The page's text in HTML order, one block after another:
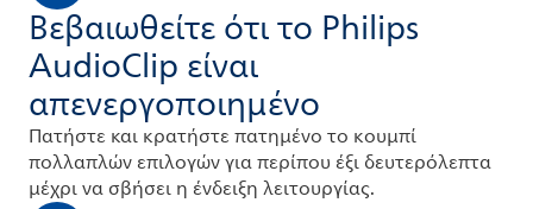
Βεβαιωθείτε ότι το Philips
AudioClip είναι
απενεργοποιημένο
Πατήστε και κρατήστε πατημένο το κουμπί
πολλαπλών επιλογών για περίπου έξι δευτερόλεπτα
μέχρι να σβήσει η ένδειξη λειτουργίας.